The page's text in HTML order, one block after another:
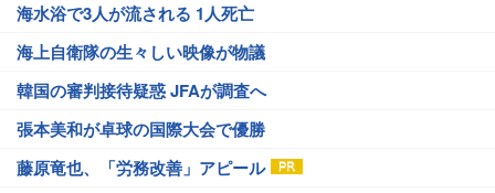
海水浴で3人が流される 1人死亡
海上自衛隊の生々しい映像が物議
韓国の審判接待疑惑 JFAが調査へ
張本美和が卓球の国際大会で優勝
藤原竜也、「労務改善」アピール